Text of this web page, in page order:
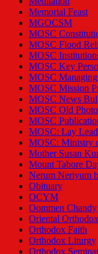
Memorial Feast
MGOCSM
MOSC
MOSC Flood
MOSC
MOSC Key
MOSC
MOSC Mission
MOSC News
MOSC Old
MOSC
MOSC: Lay
MOSC: Ministry
Mother Susan
Mount Tabore
Nerum Neriyum
Obituary
OCYM
Oommen Chandy
Oriental
Orthodox Faith
Orthodox Liturgy
Orthodox